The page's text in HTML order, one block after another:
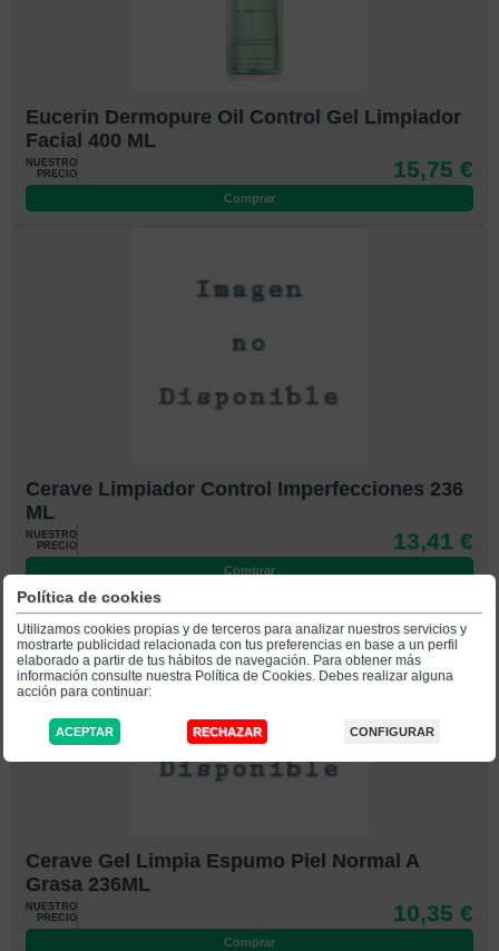
Eucerin Dermopure Oil Control Gel Limpiador
Facial 400 ML
NUESTRO
PRECIO
15,75 €
Comprar
Cerave Limpiador Control Imperfecciones 236
ML
NUESTRO
PRECIO
13,41 €
Comprar
Cerave Gel Limpia Espumo Piel Normal A
Grasa 236ML
NUESTRO
PRECIO
10,35 €
Comprar
Política de cookies
Utilizamos cookies propias y de terceros para analizar nuestros servicios y
mostrarte publicidad relacionada con tus preferencias en base a un perfil
elaborado a partir de tus hábitos de navegación. Para obtener más
información consulte nuestra Política de Cookies. Debes realizar alguna
acción para continuar: